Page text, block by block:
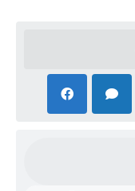
Links úteis